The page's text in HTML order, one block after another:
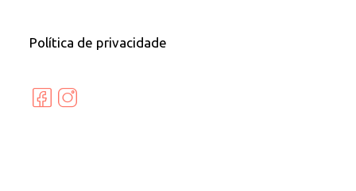
Política de privacidade